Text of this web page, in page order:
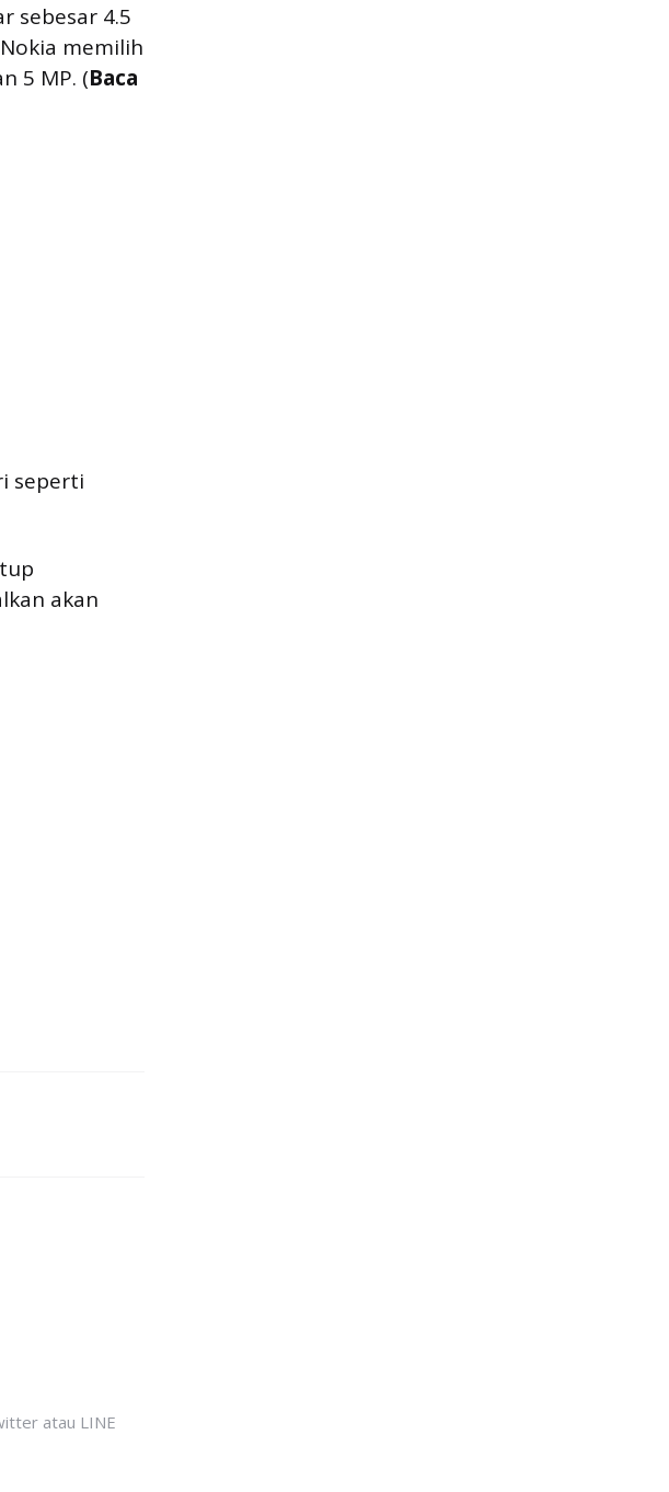
sebesar 4.5
memilih
5 MP. (Baca
seperti
akan
atau LINE